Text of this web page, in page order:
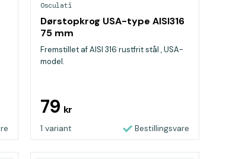
Osculati
Dørstopkrog USA-type AISI316
75 mm
Fremstillet af AISI 316 rustfrit stål , USA-
model.
79 kr
1 variant Bestillingsvare